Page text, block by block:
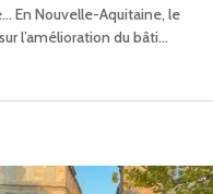
En Nouvelle-Aquitaine, le
l’amélioration du bâti...